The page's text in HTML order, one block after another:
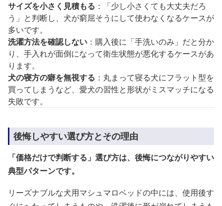
サイズを小さく見積もる ：「少し小さくても大丈夫だろ
う」と判断し、犬が窮屈そうにして使わなくなるケースが
多いです。
洗濯方法を確認しない ：購入後に「手洗いのみ」だと分か
り、手入れが面倒になって衛生状態が悪化するケースがあ
ります。
犬の寝方の癖を無視する ：丸まって寝る犬にフラット型を
買ってしまうなど、愛犬の習性と形状がミスマッチになる
失敗です。
後悔しやすい選び方とその理由
「価格だけで判断する」選び方は、後悔につながりやすい
典型パターンです。
リーズナブルな犬用マシュマロベッドの中には、使用後す